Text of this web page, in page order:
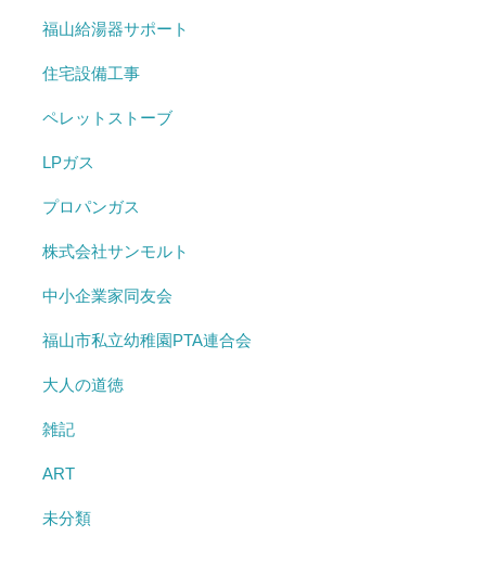
福山給湯器サポート
住宅設備工事
ペレットストーブ
LPガス
プロパンガス
株式会社サンモルト
中小企業家同友会
福山市私立幼稚園PTA連合会
大人の道徳
雑記
ART
未分類